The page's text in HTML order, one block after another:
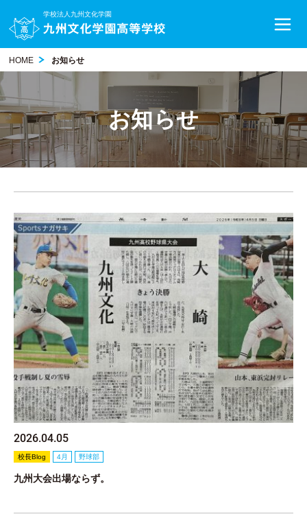
学校法人九州文化学園
HOME お知らせ
お知らせ
2026.04.05
校長Blog 4月 野球部
九州大会出場ならず。